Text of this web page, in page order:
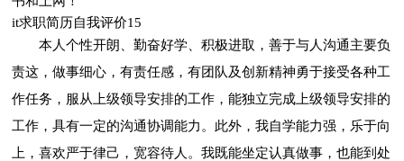
it求职简历自我评价15
本人个性开朗、勤奋好学、积极进取，善于与人沟通主要负
责这，做事细心，有责任感，有团队及创新精神勇于接受各种工
作任务，服从上级领导安排的工作，能独立完成上级领导安排的
工作，具有一定的沟通协调能力。此外，我自学能力强，乐于向
上，喜欢严于律己，宽容待人。我既能坐定认真做事，也能到处